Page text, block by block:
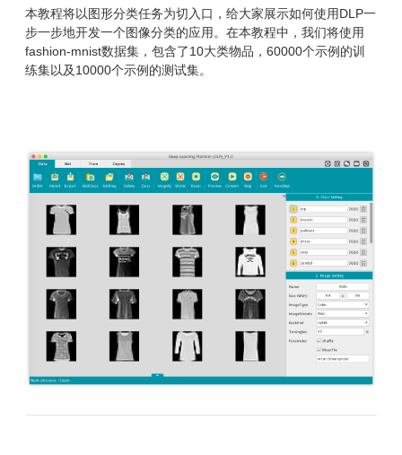
本教程将以图形分类任务为切入口，给大家展示如何使用DLP一
步一步地开发一个图像分类的应用。在本教程中，我们将使用
fashion-mnist数据集，包含了10大类物品，60000个示例的训
练集以及10000个示例的测试集。